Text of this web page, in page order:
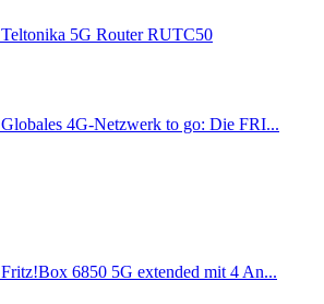
Teltonika 5G Router RUTC50
Globales 4G-Netzwerk to go: Die FRI...
Fritz!Box 6850 5G extended mit 4 An...